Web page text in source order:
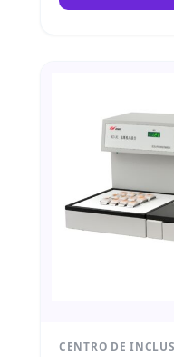
CENTRO DE